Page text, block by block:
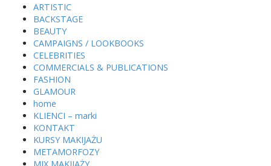
ARTISTIC
BACKSTAGE
BEAUTY
CAMPAIGNS / LOOKBOOKS
CELEBRITIES
COMMERCIALS & PUBLICATIONS
FASHION
GLAMOUR
home
KLIENCI – marki
KONTAKT
KURSY MAKIJAŻU
METAMORFOZY